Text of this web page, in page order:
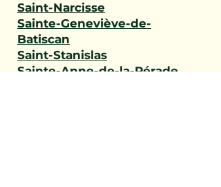
Saint-Narcisse
Sainte-Geneviève-de-
Batiscan
Saint-Stanislas
Sainte-Anne-de-la-Pérade